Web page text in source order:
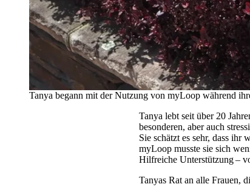
Tanya begann mit der Nutzung von myLoop während
Tanya lebt seit über 20
besonderen, aber auch
Sie schätzt es sehr, dass
myLoop musste sie sich
Hilfreiche Unterstützung –
Tanyas Rat an alle Frauen,